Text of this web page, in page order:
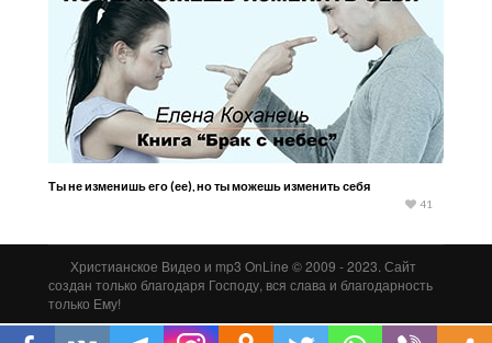
Ты не изменишь его (ее), но ты можешь изменить себя
41
Христианское Видео и mp3 OnLine © 2009 - 2023. Сайт
создан только благодаря Господу, вся слава и благодарность
только Ему!